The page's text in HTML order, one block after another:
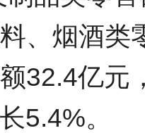
、烟酒类
32.4亿
5.4%。